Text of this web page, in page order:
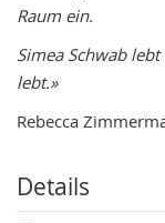
Raum ein.
Simea Schwab
lebt.»
Rebecca
Details